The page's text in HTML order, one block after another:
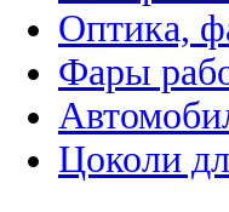
Оптика,
Фары
Цоколи